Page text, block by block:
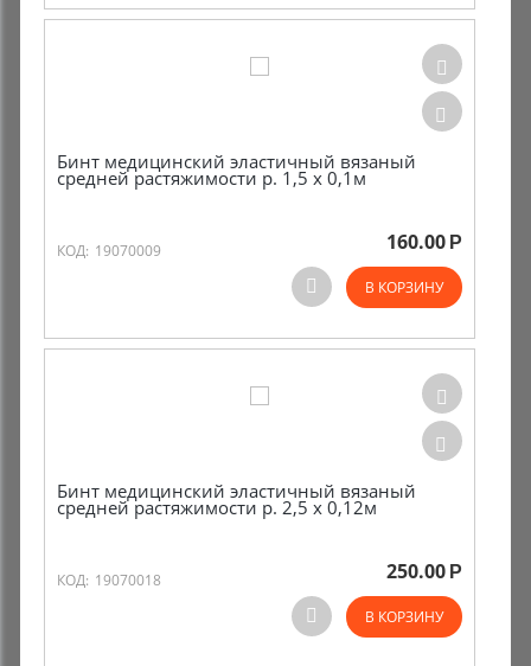
Бинт медицинский эластичный вязаный
средней растяжимости р. 1,5 х 0,1м
КОД: 19070009 160.00 Р
В КОРЗИНУ
Бинт медицинский эластичный вязаный
средней растяжимости р. 2,5 х 0,12м
КОД: 19070018 250.00 Р
В КОРЗИНУ